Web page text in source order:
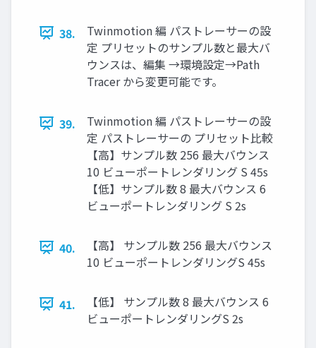
38.
Twinmotion 編 パストレーサーの設
定 プリセットのサンプル数と最大バ
ウンスは、編集 →環境設定→Path
Tracer から変更可能です。
39.
Twinmotion 編 パストレーサーの設
定 パストレーサーの プリセット比較
【高】サンプル数 256 最大バウンス
10 ビューポートレンダリング S 45s
【低】サンプル数 8 最大バウンス 6
ビューポートレンダリング S 2s
40.
【高】 サンプル数 256 最大バウンス
10 ビューポートレンダリングS 45s
41.
【低】 サンプル数 8 最大バウンス 6
ビューポートレンダリングS 2s